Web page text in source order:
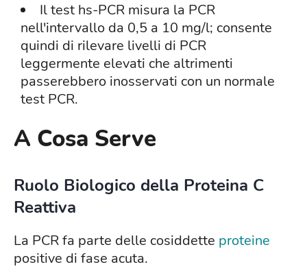
Il test hs-PCR misura la PCR
nell'intervallo da 0,5 a 10 mg/l; consente
quindi di rilevare livelli di PCR
leggermente elevati che altrimenti
passerebbero inosservati con un normale
test PCR.
A Cosa Serve
Ruolo Biologico della Proteina C
Reattiva
La PCR fa parte delle cosiddette proteine
positive di fase acuta.